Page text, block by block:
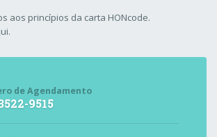
aos princípios da carta HONcode.
de Agendamento
9515